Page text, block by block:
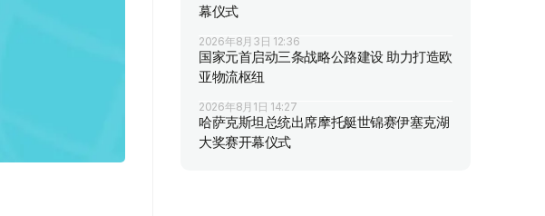
幕仪式
2026年8月3日 12:36
国家元首启动三条战略公路建设 助力打造欧
亚物流枢纽
2026年8月1日 14:27
哈萨克斯坦总统出席摩托艇世锦赛伊塞克湖
大奖赛开幕仪式